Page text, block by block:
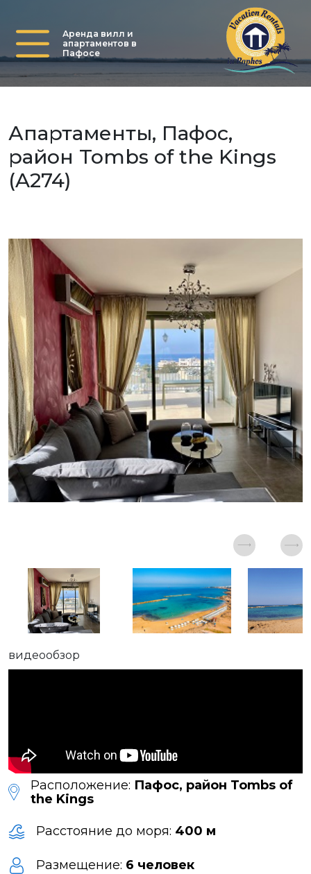
Аренда вилл и
апартаментов в
Пафосе
Апартаменты, Пафос,
район Tombs of the Kings
(A274)
видеообзор
Расположение: Пафос, район Tombs of
the Kings
Расстояние до моря: 400 м
Размещение: 6 человек